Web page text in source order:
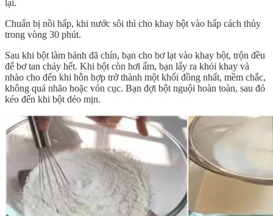
lại.
Chuẩn bị nồi hấp, khi nước sôi thì cho khay bột vào hấp cách thủy
trong vòng 30 phút.
Sau khi bột làm bánh đã chín, bạn cho bơ lạt vào khay bột, trộn đều
để bơ tan chảy hết. Khi bột còn hơi ấm, bạn lấy ra khỏi khay và
nhào cho đến khi hỗn hợp trở thành một khối đồng nhất, mềm chắc,
không quá nhão hoặc vón cục. Bạn đợi bột nguội hoàn toàn, sau đó
kéo đến khi bột dẻo mịn.